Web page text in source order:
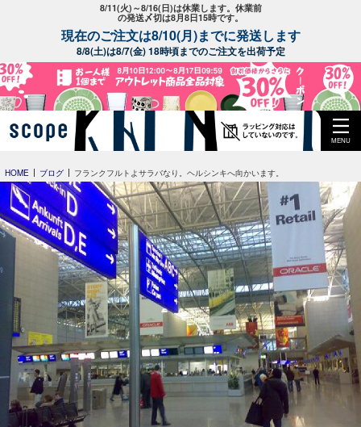
8/11(火)～8/16(日)は休業します。休業前
の発送〆切は8月8日15時です。
現在のご注文は8/10(月)までに発送します
8/8(土)は8/7(金) 18時頃までのご注文を出荷予定
MENU
HOME ブログ フランクフルトよサラバなり。ヘルシンキへ向かいます。